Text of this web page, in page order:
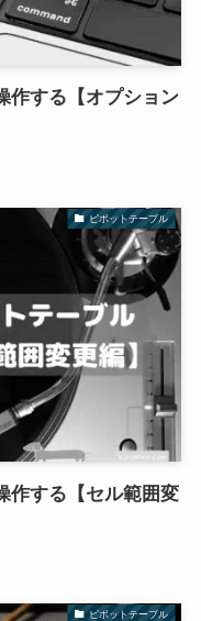
作する【オプション
ピボットテーブル
作する【セル範囲変
ピボットテーブル